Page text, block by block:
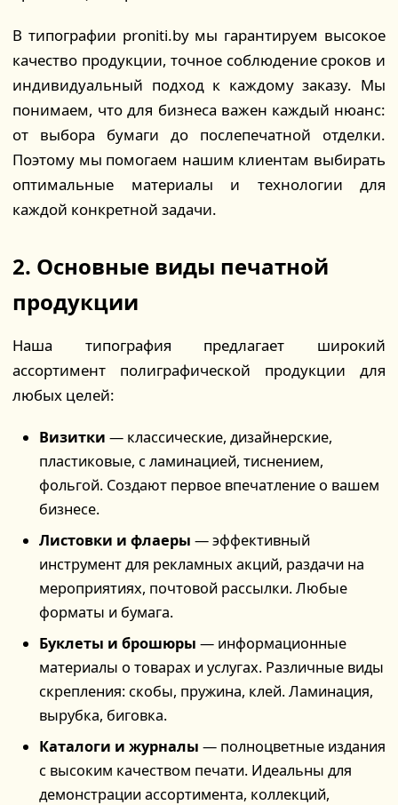
В типографии proniti.by мы гарантируем высокое
качество продукции, точное соблюдение сроков и
индивидуальный подход к каждому заказу. Мы
понимаем, что для бизнеса важен каждый нюанс:
от выбора бумаги до послепечатной отделки.
Поэтому мы помогаем нашим клиентам выбирать
оптимальные материалы и технологии для
каждой конкретной задачи.
2. Основные виды печатной
продукции
Наша типография предлагает широкий
ассортимент полиграфической продукции для
любых целей:
Визитки — классические, дизайнерские,
пластиковые, с ламинацией, тиснением,
фольгой. Создают первое впечатление о вашем
бизнесе.
Листовки и флаеры — эффективный
инструмент для рекламных акций, раздачи на
мероприятиях, почтовой рассылки. Любые
форматы и бумага.
Буклеты и брошюры — информационные
материалы о товарах и услугах. Различные виды
скрепления: скобы, пружина, клей. Ламинация,
вырубка, биговка.
Каталоги и журналы — полноцветные издания
с высоким качеством печати. Идеальны для
демонстрации ассортимента, коллекций,